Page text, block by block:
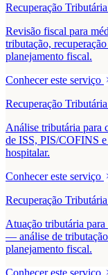
Recuperação
Revisão fiscal para
tributação,
planejamento fiscal.
Conhecer este serviço
Recuperação
Análise tributária para
de ISS, PIS/COFINS e
hospitalar.
Conhecer este serviço
Recuperação
Atuação tributária
— análise de
planejamento fiscal.
Conhecer este serviço